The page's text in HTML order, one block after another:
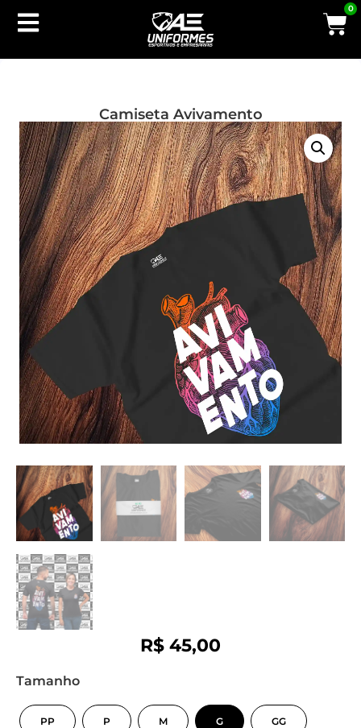
0
Camiseta Avivamento
R$ 45,00
Tamanho
PP P M G GG